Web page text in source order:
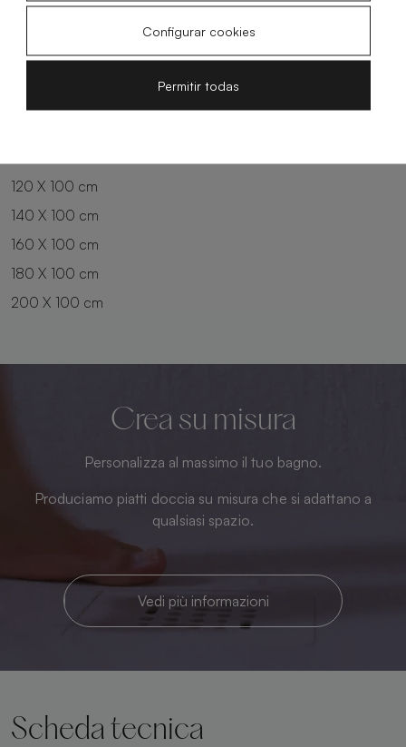
180 X 70 cm
160 X 80 cm
140 X 90 cm
120 X 100 cm
140 X 100 cm
160 X 100 cm
180 X 100 cm
200 X 100 cm
Crea su misura
Personalizza al massimo il tuo bagno.
Produciamo piatti doccia su misura che si adattano a
qualsiasi spazio.
Vedi più informazioni
Scheda tecnica
Configurar cookies
Permitir todas